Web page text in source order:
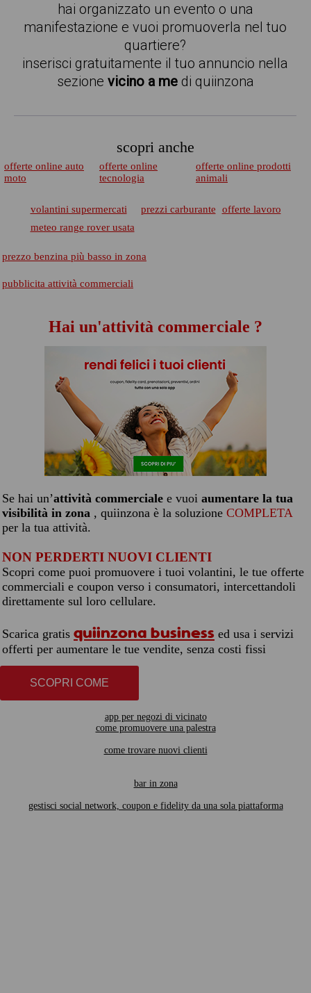
hai organizzato un evento o una
manifestazione e vuoi promuoverla nel tuo
quartiere?
inserisci gratuitamente il tuo annuncio nella
sezione vicino a medi quiinzona
scopri anche
offerte online auto
moto
offerte online
tecnologia
offerte online prodotti
animali
volantini supermercati prezzi carburante
offerte lavoro
meteo range rover usata
prezzo benzina più basso in zona
pubblicita attività commerciali
Hai un'attività commerciale ?
Se hai un’attività commerciale e vuoi aumentare la tua
visibilità in zona , quiinzona è la soluzione COMPLETA
per la tua attività.
NON PERDERTI NUOVI CLIENTI
Scopri come puoi promuovere i tuoi volantini, le tue offerte
commerciali e coupon verso i consumatori, intercettandoli
direttamente sul loro cellulare.
Scarica gratis quiinzona business ed usa i servizi
offerti per aumentare le tue vendite, senza costi fissi
SCOPRI COME
app per negozi di vicinato
come promuovere una palestra
come trovare nuovi clienti
bar in zona
gestisci social network, coupon e fidelity da una sola piattaforma